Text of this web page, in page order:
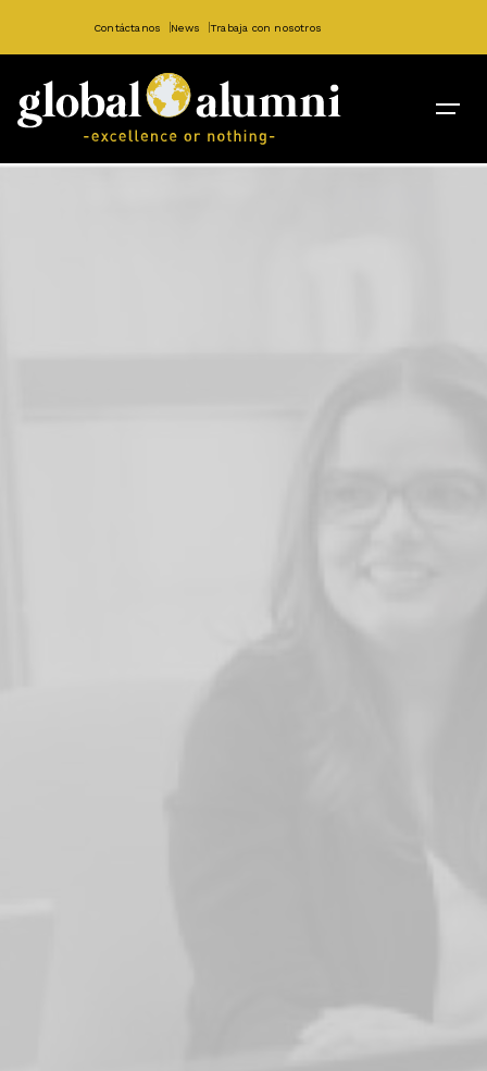
Contáctanos News Trabaja con nosotros